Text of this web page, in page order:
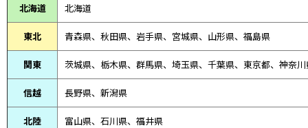
北海道 北海道
東北 青森県、 秋田県、 岩手県、宮城県、山形県、福島県
関東 茨城県、栃木県、群馬県、埼玉県、千葉県、東京都、神奈
信越 長野県、新潟県
北陸 富山県、 石川県、 福井県